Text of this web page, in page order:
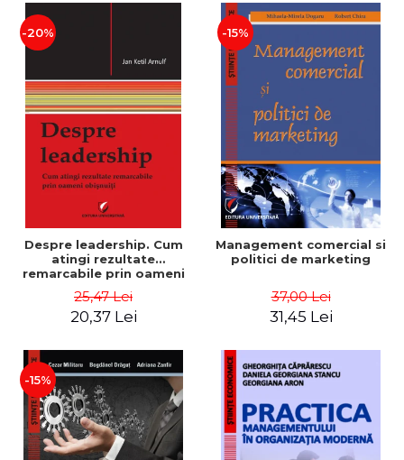
-20%
Despre leadership. Cum
atingi rezultate
remarcabile prin oameni
25,47 Lei
20,37 Lei
-15%
Management comercial si
politici de marketing
37,00 Lei
31,45 Lei
-15%